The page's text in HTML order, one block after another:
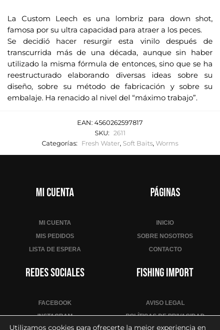
La Custom Leech es una lombriz para down shot,
famosa por su ultra capacidad para atraer a los peces.
Se decidió hacer resurgir esta vinilo después de
transcurrida más de una década, aunque sin haber
utilizado la misma fórmula de entonces, sino que se ha
reestructurado elaborando diversas ideas sobre su
diseño, sobre su método de fabricación y sobre su
embalaje. Ha renacido al nivel del “máximo trabajo”.
EAN: 4560262597817
SKU: 2611
Categorías:
Fresh Water, Soft Baits, Worms
Mi cuenta
MI CUENTA
MIS PEDIDOS
LISTA DE ESPERA
Páginas
INICIO
SOBRE NOSOTROS
CONTACTO
Redes sociales
FACEBOOK
INSTAGRAM
Fishing Import
AVISO LEGAL
POLÍTICAS DE PRIVACIDAD
Utilizamos cookies para ofrecerte la mejor experiencia en